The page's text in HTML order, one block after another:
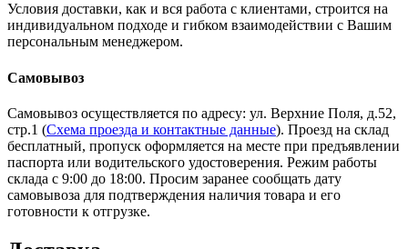
Условия доставки, как и вся работа с клиентами, строится на
индивидуальном подходе и гибком взаимодействии с Вашим
персональным менеджером.
Самовывоз
Самовывоз осуществляется по адресу: ул. Верхние Поля, д.52,
стр.1 (Схема проезда и контактные данные). Проезд на склад
бесплатный, пропуск оформляется на месте при предъявлении
паспорта или водительского удостоверения. Режим работы
склада с 9:00 до 18:00. Просим заранее сообщать дату
самовывоза для подтверждения наличия товара и его
готовности к отгрузке.